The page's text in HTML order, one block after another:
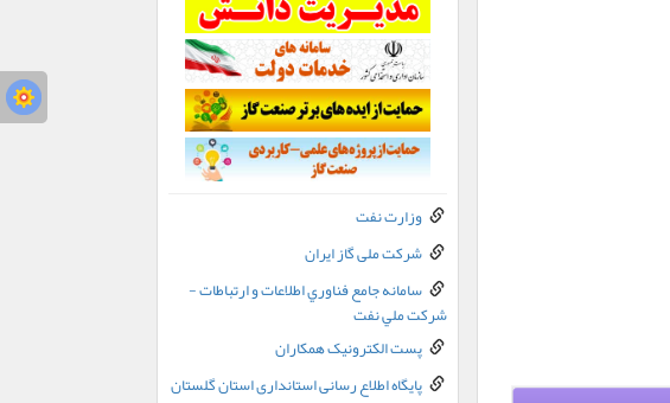
وزارت نفت
شرکت ملی گاز ایران
سامانه جامع فناوري اطلاعات و ارتباطات -
شرکت ملي نفت
پست الکترونيک همکاران
پایگاه اطلاع رسانی استانداری استان گلستان